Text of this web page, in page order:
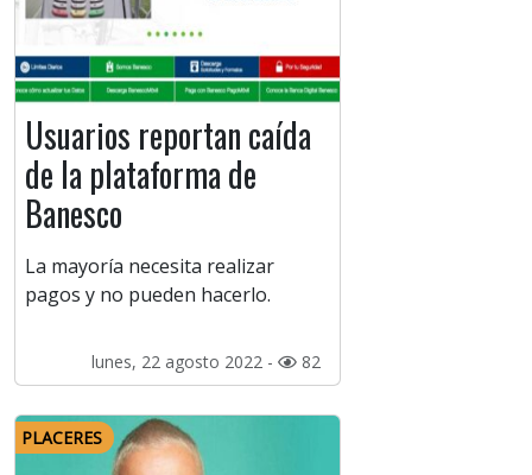
Usuarios reportan caída
de la plataforma de
Banesco
La mayoría necesita realizar
pagos y no pueden hacerlo.
lunes, 22 agosto 2022 - 82
PLACERES